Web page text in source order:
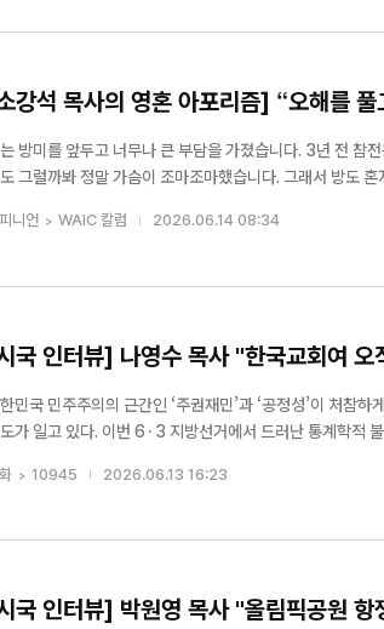
강석 목사의 영혼 아포리즘] “오해를 풀
방미를 앞두고 너무나 큰 부담을 가졌습니다. 3년 전 참
그럴까봐 정말 가슴이 조마조마했습니다. 그래서 방도
사들에게도 적지 않...
니언 WAIC 칼럼 2026.06.14 08:34
국 인터뷰] 나영수 목사 "한국교회여 오
민국 민주주의의 근간인 ‘주권재민’과 ‘공정성’이 처참
가 일고 있다. 이번 6·3 지방선거에서 드러난 통계학적
감만을 안겼다. 그러나 위정자들은 갈등을 조정하고 민생
에만 몰두하고 있으며, 정치가 실종된...
10945 2026.06.13 16:23
국 인터뷰] 박원영 목사 "올림픽공원 항